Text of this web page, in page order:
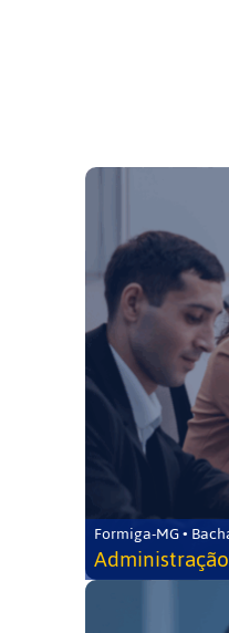
Formiga-MG •
Administração